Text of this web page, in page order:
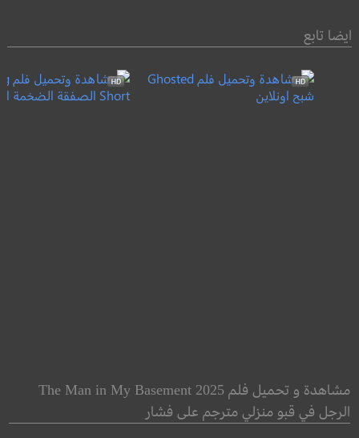
ايضا تابع
شبح الصفقة
مشاهدة و تحميل فلم The Man in My Basement 2025
الرجل في قبو منزلي مترجم على فشار